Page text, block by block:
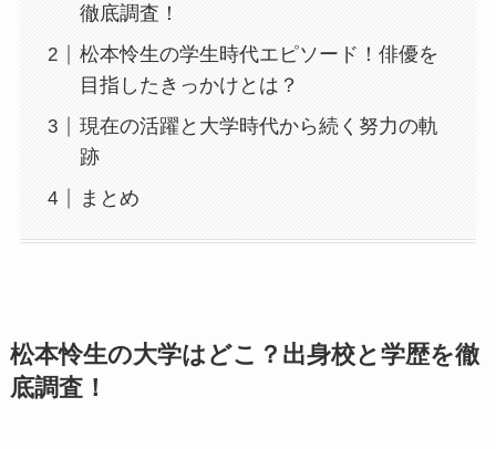
徹底調査！
松本怜生の学生時代エピソード！俳優を
目指したきっかけとは？
現在の活躍と大学時代から続く努力の軌
跡
まとめ
松本怜生の大学はどこ？出身校と学歴を徹
底調査！